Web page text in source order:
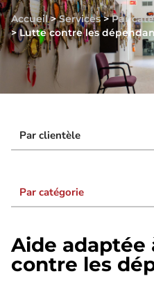
Accueil>Services>Par
>Lutte contre les
Par clientèle
Par catégorie
Aide adaptée
contre les